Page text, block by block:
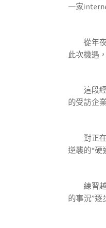
一家
從年夜
此次機遇
這段經
的受訪企
對正在
逆襲的“硬
練習越
的事況”逐